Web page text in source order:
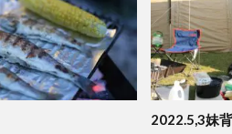
2022.5,3妹